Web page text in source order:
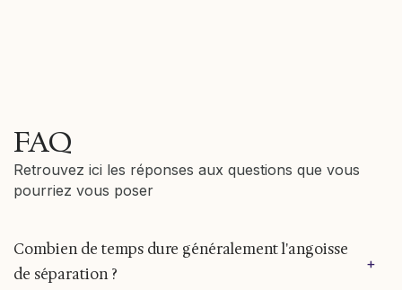
FAQ
Retrouvez ici les réponses aux questions que vous
pourriez vous poser
Combien de temps dure généralement l'angoisse
de séparation ?
+